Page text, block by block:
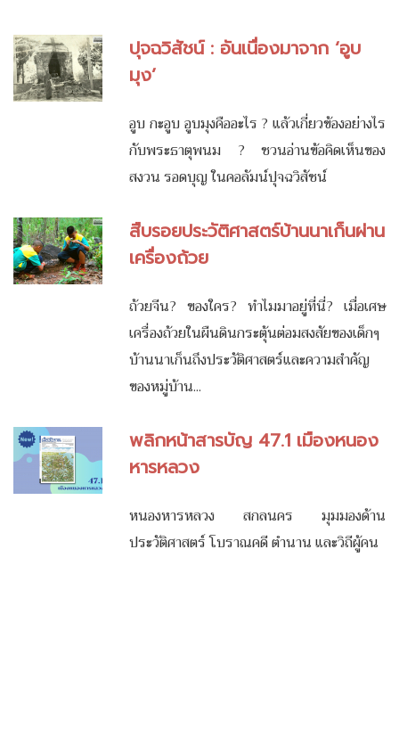
ปุจฉวิสัชน์ : อันเนื่องมาจาก ‘อูบ
มุง’
อูบ กะอูบ อูบมุงคืออะไร ? แล้วเกี่ยวข้องอย่างไร
กับพระธาตุพนม ? ชวนอ่านข้อคิดเห็นของ
สงวน รอดบุญ ในคอลัมน์ปุจฉวิสัชน์
สืบรอยประวัติศาสตร์บ้านนาเก็นผ่าน
เครื่องถ้วย
ถ้วยจีน? ของใคร? ทำไมมาอยู่ที่นี่? เมื่อเศษ
เครื่องถ้วยในผืนดินกระตุ้นต่อมสงสัยของเด็กๆ
บ้านนาเก็นถึงประวัติศาสตร์และความสำคัญ
ของหมู่บ้าน...
พลิกหน้าสารบัญ 47.1 เมืองหนอง
หารหลวง
หนองหารหลวง สกลนคร มุมมองด้าน
ประวัติศาสตร์ โบราณคดี ตำนาน และวิถีผู้คน